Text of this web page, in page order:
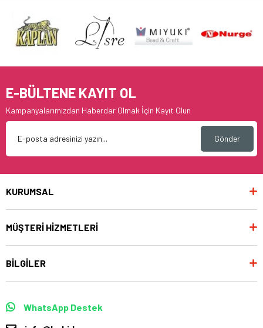
E-BÜLTENE KAYIT OL
Kampanyalarımızdan Haberdar Olmak İçin Kayıt Olun
Gönder
KURUMSAL
MÜŞTERİ HİZMETLERİ
BİLGİLER
WhatsApp Destek